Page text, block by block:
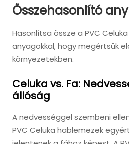
Összehasonlító
Hasonlítsa össze a PVC
anyagokkal, hogy megértsük
környezetekben.
Celuka vs. Fa:
állóság
A nedvességgel szembeni
PVC Celuka hablemezek